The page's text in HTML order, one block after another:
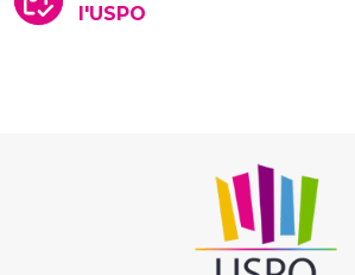
l'USPO